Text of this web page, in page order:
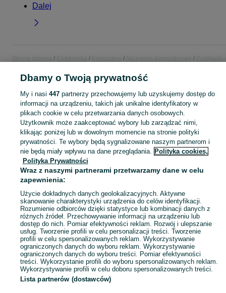
Dalej
Strona główna Elektronika Komputery Akcesoria komputerowe
Bydgoszcz
KATEGORIA
Zobacz
Mapa kategorii
Mapa miejscowości
Mapa ministron
Popularne wyszukiwania
Dbamy o Twoją prywatność
My i nasi 447partnerzy przechowujemy lub uzyskujemy dostęp do
informacji na urządzeniu, takich jak unikalne identyfikatory w
plikach cookie w celu przetwarzania danych osobowych.
Użytkownik może zaakceptować wybory lub zarządzać nimi,
klikając poniżej lub w dowolnym momencie na stronie polityki
prywatności. Te wybory będą sygnalizowane naszym partnerom i
nie będą miały wpływu na dane przeglądania. Polityka cookies,
Polityka Prywatności
Wraz z naszymi partnerami przetwarzamy dane w celu
zapewnienia:
Użycie dokładnych danych geolokalizacyjnych. Aktywne
skanowanie charakterystyki urządzenia do celów identyfikacji.
Rozumienie odbiorców dzięki statystyce lub kombinacji danych z
różnych źródeł. Przechowywanie informacji na urządzeniu lub
dostęp do nich. Pomiar efektywności reklam. Rozwój i ulepszanie
usług. Tworzenie profili w celu personalizacji treści. Tworzenie
profili w celu spersonalizowanych reklam. Wykorzystywanie
ograniczonych danych do wyboru reklam. Wykorzystywanie
ograniczonych danych do wyboru treści. Pomiar efektywności
treści. Wykorzystanie profili do wyboru spersonalizowanych reklam.
Wykorzystywanie profili w celu doboru spersonalizowanych treści.
Lista partnerów (dostawców)